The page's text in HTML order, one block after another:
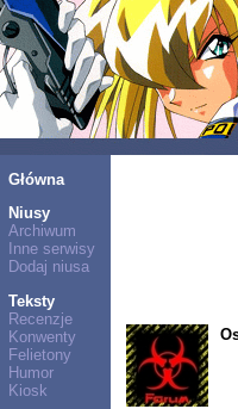
Główna
Niusy
Archiwum
Inne serwisy
Dodaj niusa
Teksty
Recenzje
Konwenty
Felietony
Humor
Kiosk